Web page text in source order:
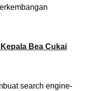
Bea Cukai
search engine-